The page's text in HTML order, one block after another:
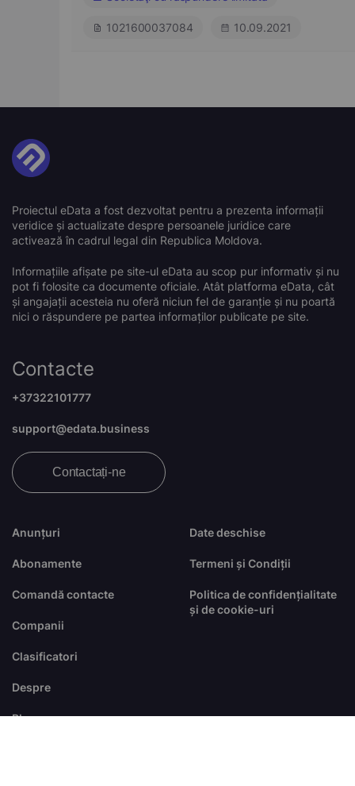
1021600037084 10.09.2021
Proiectul eData a fost dezvoltat pentru a prezenta informații
veridice și actualizate despre persoanele juridice care
activează în cadrul legal din Republica Moldova.
Informațiile afișate pe site-ul eData au scop pur informativ și nu
pot fi folosite ca documente oficiale. Atât platforma eData, cât
și angajații acesteia nu oferă niciun fel de garanție și nu poartă
nici o răspundere pe partea informaților publicate pe site.
Anunțuri
Abonamente
Comandă contacte
Companii
Clasificatori
Despre
Blog
Date deschise
Termeni și Condiții
Politica de confidențialitate
și de cookie-uri
Contacte
+37322101777
support@edata.business
Contactați-ne